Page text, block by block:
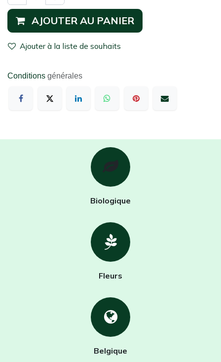
AJOUTER AU PANIER
Ajouter à la liste de souhaits
Conditions générales
Biologique
Fleurs
Belgique